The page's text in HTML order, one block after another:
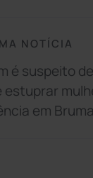
NOTÍCIA
é suspeito
estuprar
em